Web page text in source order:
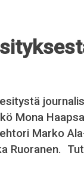
Mona
Marko
Ruoranen.